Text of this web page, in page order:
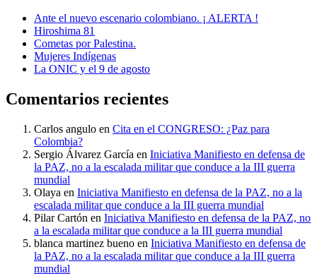
Ante el nuevo escenario colombiano. ¡ ALERTA !
Hiroshima 81
Cometas por Palestina.
Mujeres Indígenas
La ONIC y el 9 de agosto
Comentarios recientes
Carlos angulo en Cita en el CONGRESO: ¿Paz para
Colombia?
Sergio Álvarez García en Iniciativa Manifiesto en defensa de
la PAZ, no a la escalada militar que conduce a la III guerra
mundial
Olaya en Iniciativa Manifiesto en defensa de la PAZ, no a la
escalada militar que conduce a la III guerra mundial
Pilar Cartón en Iniciativa Manifiesto en defensa de la PAZ, no
a la escalada militar que conduce a la III guerra mundial
blanca martinez bueno en Iniciativa Manifiesto en defensa de
la PAZ, no a la escalada militar que conduce a la III guerra
mundial